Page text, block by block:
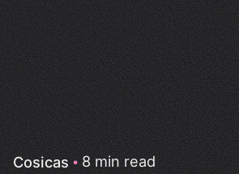
Cosicas 8 min read